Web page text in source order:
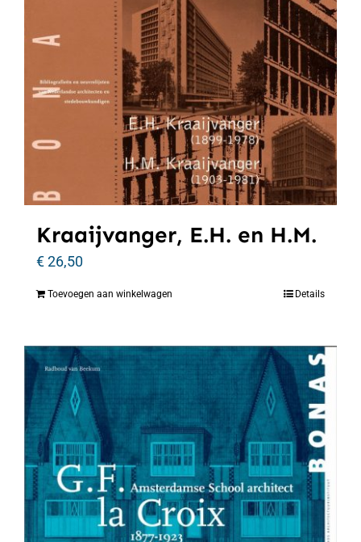
Kraaijvanger, E.H. en H.M.
€26,50
Toevoegen aan winkelwagen Details